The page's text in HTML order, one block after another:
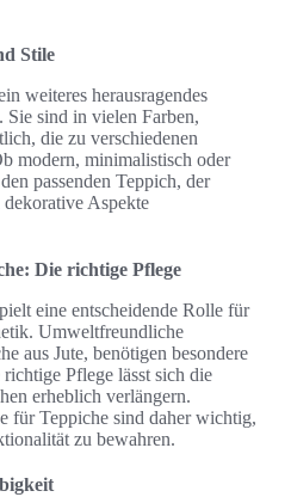
Stile
weiteres herausragendes
sind in vielen Farben,
die zu verschiedenen
modern, minimalistisch oder
passenden Teppich, der
Aspekte
Die richtige Pflege
eine entscheidende Rolle für
Umweltfreundliche
aus Jute, benötigen besondere
Pflege lässt sich die
erheblich verlängern.
für Teppiche sind daher wichtig,
zu bewahren.